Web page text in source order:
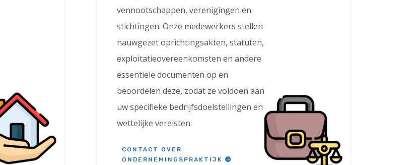
vennootschappen, verenigingen en
stichtingen. Onze medewerkers stellen
nauwgezet oprichtingsakten, statuten,
exploitatieovereenkomsten en andere
essentiële documenten op en
beoordelen deze, zodat ze voldoen aan
uw specifieke bedrijfsdoelstellingen en
wettelijke vereisten.
CONTACT OVER
ONDERNEMINGSPRAKTIJK